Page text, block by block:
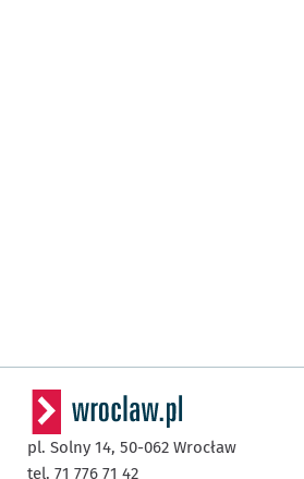
pl. Solny 14, 50-062 Wrocław
tel. 71 776 71 42